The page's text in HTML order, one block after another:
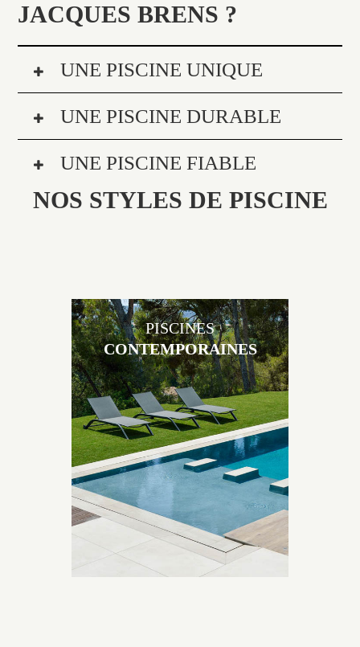
JACQUES BRENS ?
UNE PISCINE UNIQUE
UNE PISCINE DURABLE
UNE PISCINE FIABLE
NOS STYLES DE PISCINE
Les piscines en béton contemporaines Jacques
Brens sont uniques grâce au large choix de
matériaux et de revêtements et les nombreuses
options disponibles, miroir, couloir de nage, plage
immergée, débordement.
PISCINES
CONTEMPORAINES